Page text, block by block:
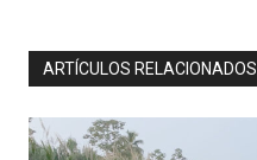
ARTÍCULOS RELACIONADOS